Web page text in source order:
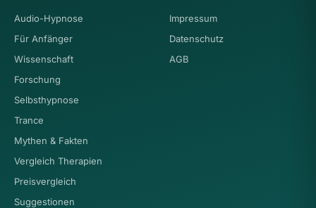
Audio-Hypnose
Für Anfänger
Wissenschaft
Forschung
Selbsthypnose
Trance
Mythen & Fakten
Vergleich Therapien
Preisvergleich
Suggestionen
Impressum
Datenschutz
AGB